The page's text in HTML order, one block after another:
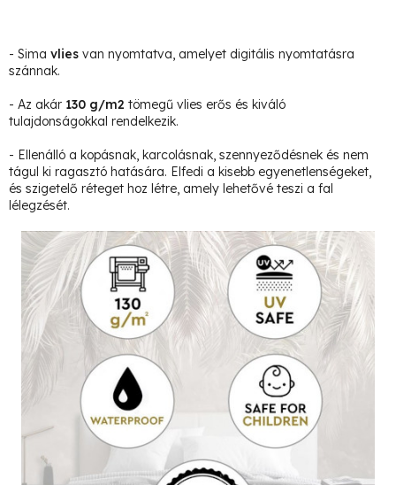
- Sima vlies van nyomtatva, amelyet digitális nyomtatásra
szánnak.
- Az akár 130 g/m2 tömegű vlies erős és kiváló
tulajdonságokkal rendelkezik.
- Ellenálló a kopásnak, karcolásnak, szennyeződésnek és nem
tágul ki ragasztó hatására. Elfedi a kisebb egyenetlenségeket,
és szigetelő réteget hoz létre, amely lehetővé teszi a fal
lélegzését.